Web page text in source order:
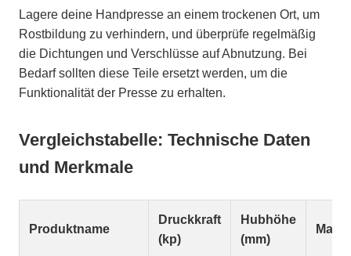
Lagere deine Handpresse an einem trockenen Ort, um
Rostbildung zu verhindern, und überprüfe regelmäßig
die Dichtungen und Verschlüsse auf Abnutzung. Bei
Bedarf sollten diese Teile ersetzt werden, um die
Funktionalität der Presse zu erhalten.
Vergleichstabelle: Technische Daten
und Merkmale
Produktname
Druckkraft
(kp)
Hubhöhe
(mm)